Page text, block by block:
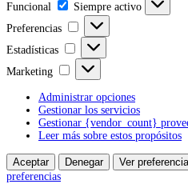
Funcional
Siempre activo
Preferencias
Preferencias
Estadísticas
Estadísticas
Marketing
Marketing
Administrar opciones
Gestionar los servicios
Gestionar {vendor_count}
Leer más sobre estos propósitos
Aceptar Denegar Ver
preferencias